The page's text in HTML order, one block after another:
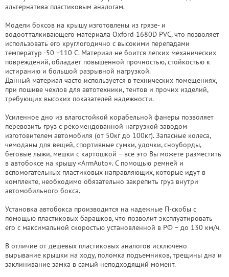
альтернатива пластиковым аналогам.
Модели боксов на крышу изготовлены из грязе- и
водоотталкивающего материала Oxford 1680D PVC, что позволяет
использовать его круглогодично с высокими перепадами
температур -50 +110 C. Материал не боится легких механических
повреждений, обладает повышенной прочностью, стойкостью к
истиранию и большой разрывной нагрузкой.
Данный материал часто используется в технических помещениях,
при пошиве чехлов для автотехники, тентов и прочих изделий,
требующих высоких показателей надежности.
Усиленное дно из влагостойкой корабельной фанеры позволяет
перевозить груз с рекомендованной нагрузкой заводом
изготовителем автомобиля (от 50кг до 100кг). Запасные колеса,
чемоданы для вещей, спортивные сумки, удочки, сноуборды,
беговые лыжи, мешки с картошкой – все это Вы можете разместить
в автобоксе на крышу «ArmAuto». С помощью ремней и
вспомогательных пластиковых направляющих, которые идут в
комплекте, необходимо обязательно закрепить груз внутри
автомобильного бокса.
Установка автобокса производится на надежные П-скобы с
помощью пластиковых барашков, что позволит эксплуатировать
его с максимальной скоростью установленной в РФ – до 130 км/ч.
В отличие от дешёвых пластиковых аналогов исключено
вырывание крышки на ходу, поломка подъемников, трещины дна и
заклинивание замка в самый неподходящий момент.